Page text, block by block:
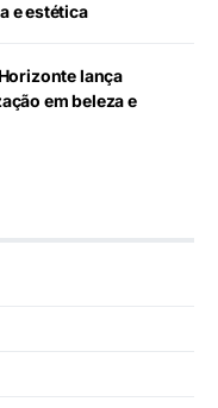
e estética
lança
em beleza e